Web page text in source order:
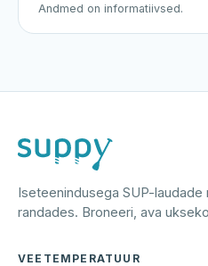
Andmed on informatiivsed.
Iseteenindusega SUP-laudade
randades. Broneeri, ava
VEETEMPERATUUR